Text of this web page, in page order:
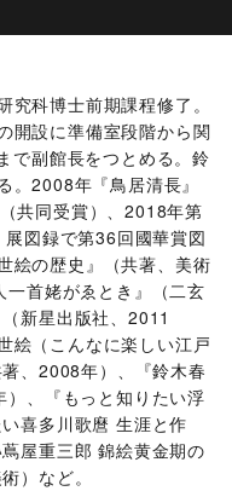
科博士前期課程修了。
開設に準備室段階から関
で副館長をつとめる。鈴
。2008年『鳥居清長』
共同受賞）、2018年第
図録で第36回國華賞図
絵の歴史』（共著、美術
首姥がゑとき』（二玄
新星出版社、2011
絵（こんなに楽しい江戸
、2008年）、『鈴木春
、『もっと知りたい浮
喜多川歌麿 生涯と作
屋重三郎 錦絵黄金期の
）など。